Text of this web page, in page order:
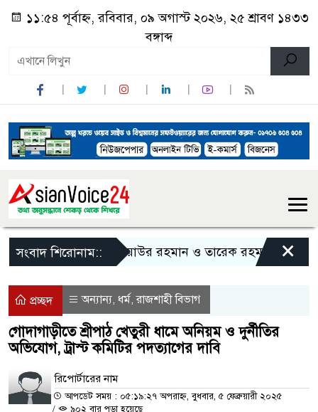
১১:৫৪ পূর্বাহ্ন, রবিবার, ০৯ অগাস্ট ২০২৬, ২৫ শ্রাবণ ১৪৩৩
বঙ্গাব্দ
সংবাদ শিরোনাম::জিয়াউর রহমান ও তারেক রহমানকে নিয়ে
×
প্রচ্ছদ অন্যান্য, ধর্ম,রাজশাহী বিভাগ
গোদাগাড়ীতে শ্রীপাঠ খেতুরী ধামে অনিয়ম ও দুর্নীতির
অভিযোগ, ট্রাস্ট কমিটির পদত্যাগের দাবি
রিপোর্টারের নাম
আপডেট সময় : ০৫:১৯:২৭ অপরাহ্ন, বুধবার, ৫ ফেব্রুয়ারী ২০২৫
/
৯০২ বার পড়া হয়েছে